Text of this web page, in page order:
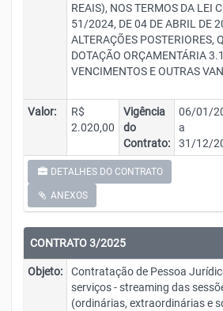
REAIS), NOS TERMOS DA LEI
51/2024, DE 04 DE ABRIL DE
ALTERAÇÕES POSTERIORES,
DOTAÇÃO ORÇAMENTÁRIA
VENCIMENTOS E OUTRAS
Valor:
R$
2.020,00
Vigência
do
Contrato:
06/01/
a
31/12/
DETALHES DO CONTRATO
ANEXOS
CONTRATO 3/2025
Objeto:
Contratação de Pessoa
serviços - streaming das
(ordinárias, extraordinárias e